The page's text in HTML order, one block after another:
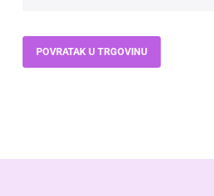
POVRATAK U TRGOVINU